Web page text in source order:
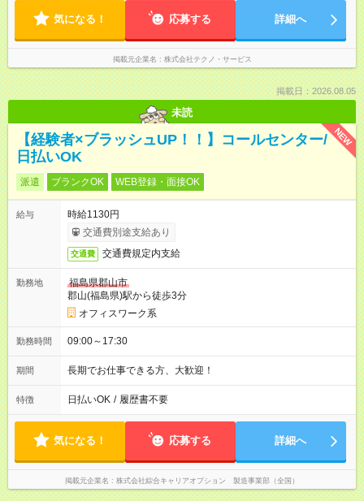
気になる！ 応募する 詳細へ
掲載元企業名 株式会社テクノ・サービス
掲載日：2026.08.05
未読
NEW
【経験者×ブラッシュUP！！】コールセンター/
日払いOK
派遣 ブランクOK WEB登録・面接OK
給与
時給1130円
交通費別途支給あり
交通費 交通費規定内支給
勤務地
福島県郡山市
郡山(福島県)駅から徒歩3分
オフィスワーク系
勤務時間 09:00～17:30
期間 長期でお仕事できる方、大歓迎！
特徴 日払いOK / 履歴書不要
気になる！ 応募する 詳細へ
掲載元企業名 株式会社綜合キャリアオプション 製造事業部（全国）